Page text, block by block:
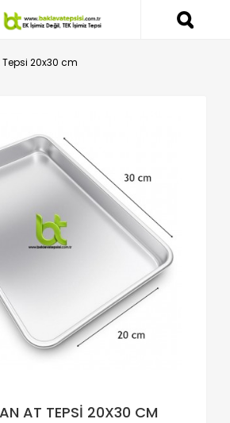
Tepsi 20x30 cm
AT TEPSI 20X30 CM